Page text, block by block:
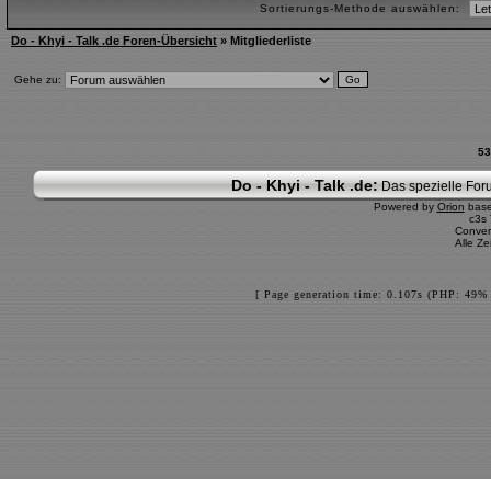
Sortierungs-Methode auswählen:
Do - Khyi - Talk .de Foren-Übersicht » Mitgliederliste
Gehe zu:
Do - Khyi - Talk .de: Das spezielle
Powered by Orion
c3s
Alle
[ Page generation time: 0.107s (PHP: